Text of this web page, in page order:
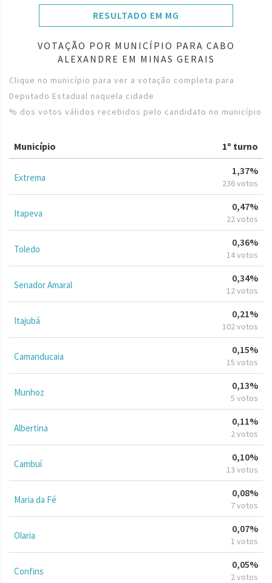
RESULTADO EM MG
VOTAÇÃO POR MUNICÍPIO PARA CABO
ALEXANDRE EM MINAS GERAIS
Clique no município para ver a votação completa para
Deputado Estadual naquela cidade
% dos votos válidos recebidos pelo candidato no município
Município 1º turno
Extrema
1,37%
236 votos
Itapeva
0,47%
22 votos
Toledo
0,36%
14 votos
Senador Amaral
0,34%
12 votos
Itajubá
0,21%
102 votos
Camanducaia
0,15%
15 votos
Munhoz
0,13%
5 votos
Albertina
0,11%
2 votos
Cambuí
0,10%
13 votos
Maria da Fé
0,08%
7 votos
Olaria
0,07%
1 votos
Confins
0,05%
2 votos